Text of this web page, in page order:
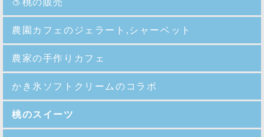
🍑 桃の販売
農園カフェのジェラート,シャーベット
農家の手作りカフェ
かき氷ソフトクリームのコラボ
桃のスイーツ